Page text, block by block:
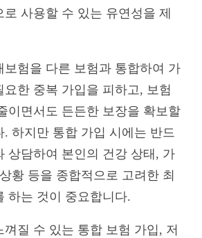
로 사용할 수 있는 유연성을 제
보험을 다른 보험과 통합하여 가
요한 중복 가입을 피하고, 보험
이면서도 든든한 보장을 확보할
. 하지만 통합 가입 시에는 반드
상담하여 본인의 건강 상태, 가
황 등을 종합적으로 고려한 최
하는 것이 중요합니다.
껴질 수 있는 통합 보험 가입, 저